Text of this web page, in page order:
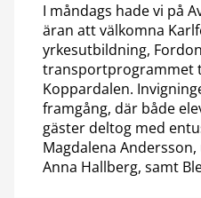
I måndags hade vi på
äran att välkomna
yrkesutbildning,
transportprogrammet
Koppardalen.
framgång, där både
gäster deltog med
Magdalena
Anna Hallberg, samt